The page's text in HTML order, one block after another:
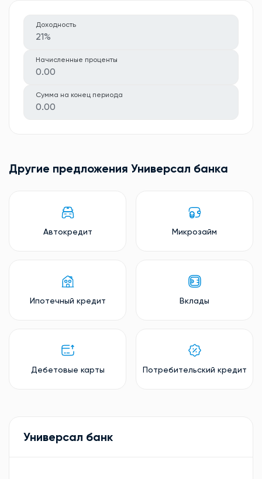
Доходность
21%
Начисленные проценты
0.00
Сумма на конец периода
0.00
Другие предложения Универсал банкa
Автокредит Микрозайм
Ипотечный кредит Вклады
Дебетовые карты Потребительский кредит
Универсал банк